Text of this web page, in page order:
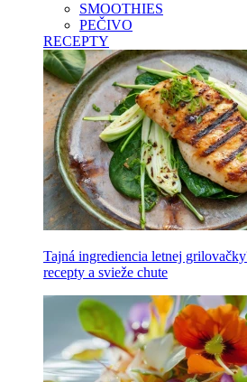
SMOOTHIES
PEČIVO
RECEPTY
Tajná ingrediencia letnej
recepty a svieže chute